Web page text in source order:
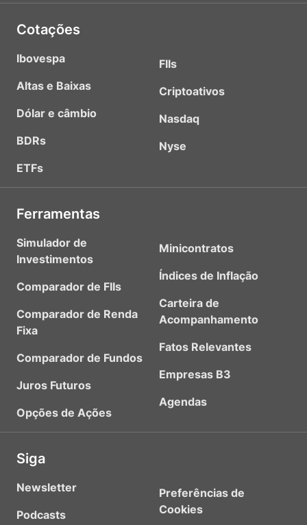
Cotações
Ibovespa
Altas e Baixas
Dólar e câmbio
BDRs
ETFs
FIIs
Criptoativos
Nasdaq
Nyse
Ferramentas
Simulador de
Investimentos
Comparador de FIIs
Comparador de Renda
Fixa
Comparador de Fundos
Juros Futuros
Opções de Ações
Minicontratos
Índices de Inflação
Carteira de
Acompanhamento
Fatos Relevantes
Empresas B3
Agendas
Siga
Newsletter
Podcasts
Preferências de
Cookies